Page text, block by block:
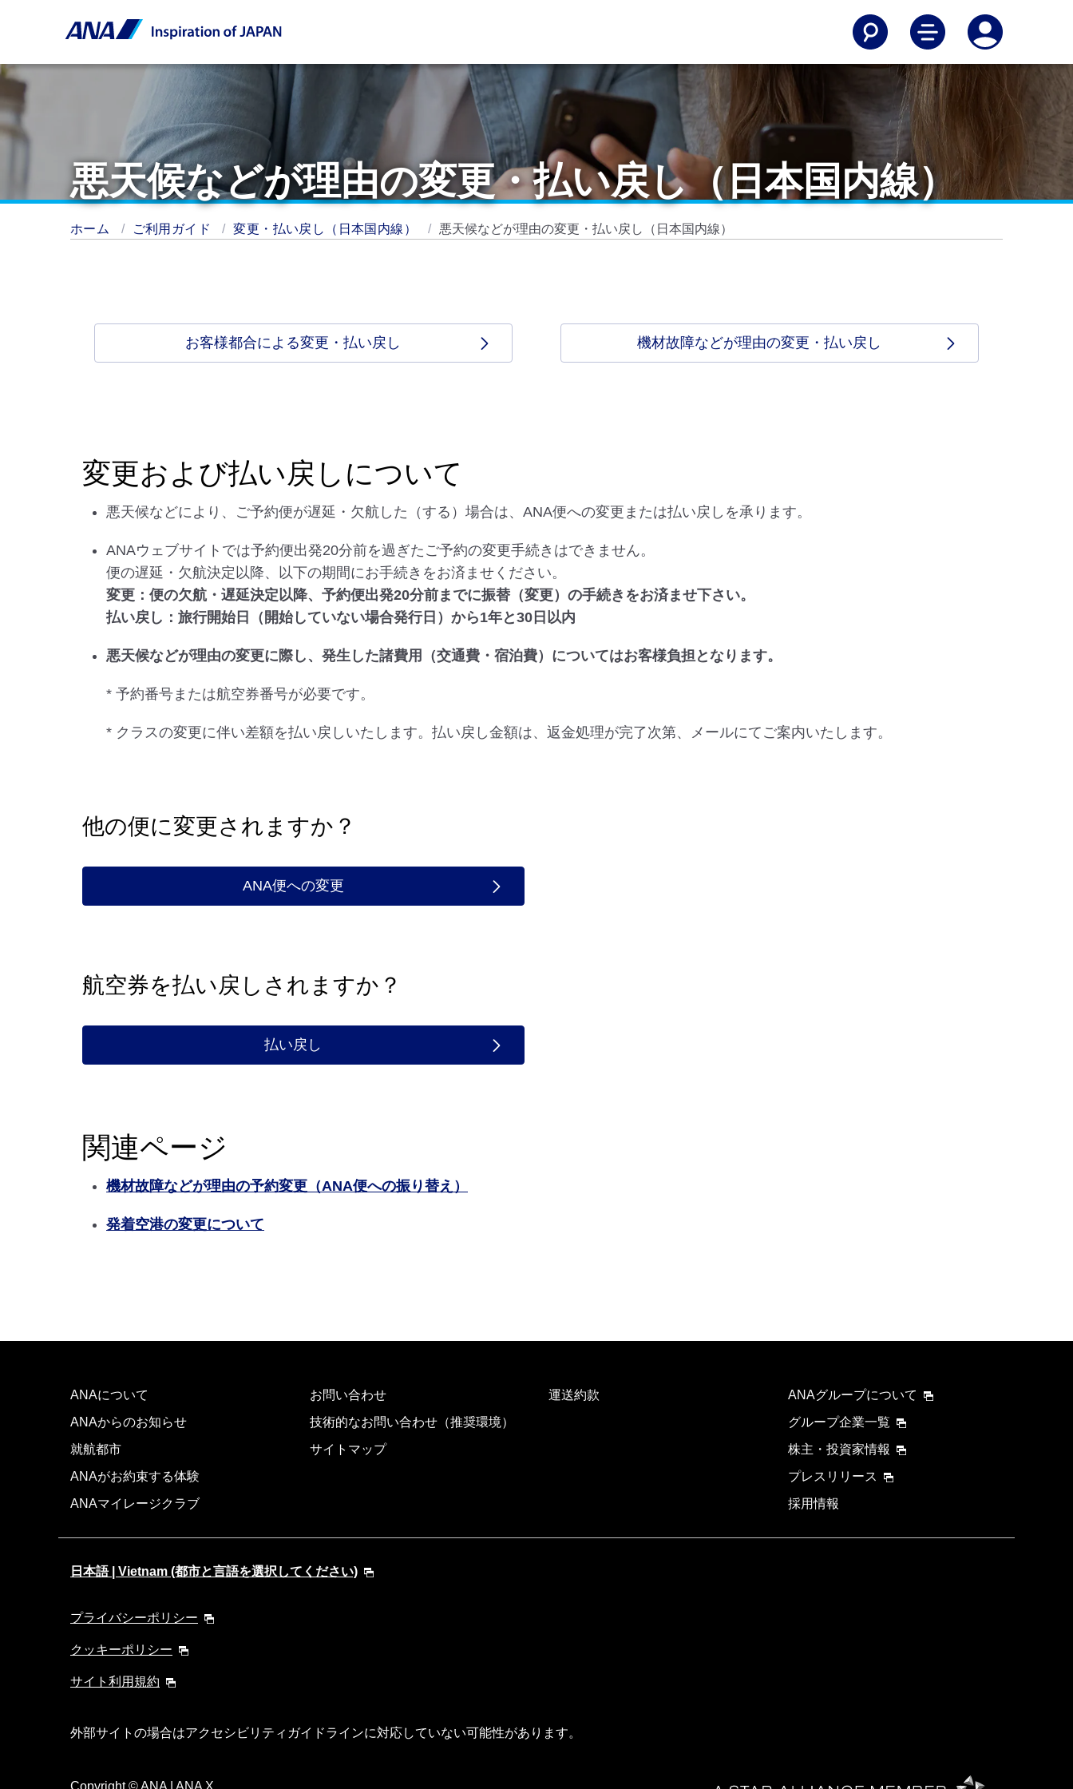
悪天候などが理由の変更・払い戻し（日本国内線）
ホーム ご利用ガイド 変更・払い戻し（日本国内線） 悪天候などが理由の変更・払い戻し（日本国内線）
お客様都合による変更・払い戻し 機材故障などが理由の変更・払い戻し
変更および払い戻しについて
悪天候などにより、ご予約便が遅延・欠航した（する）場合は、ANA便への変更または払い戻しを承ります。
ANAウェブサイトでは予約便出発20分前を過ぎたご予約の変更手続きはできません。
便の遅延・欠航決定以降、以下の期間にお手続きをお済ませください。
変更：便の欠航・遅延決定以降、予約便出発20分前までに振替（変更）の手続きをお済ませ下さい。
払い戻し：旅行開始日（開始していない場合発行日）から1年と30日以内
悪天候などが理由の変更に際し、発生した諸費用（交通費・宿泊費）についてはお客様負担となります。
* 予約番号または航空券番号が必要です。
* クラスの変更に伴い差額を払い戻しいたします。払い戻し金額は、返金処理が完了次第、メールにてご案内いたします。
他の便に変更されますか？
ANA便への変更
航空券を払い戻しされますか？
払い戻し
関連ページ
機材故障などが理由の予約変更（ANA便への振り替え）
発着空港の変更について
ANAについて
ANAからのお知らせ
就航都市
ANAがお約束する体験
ANAマイレージクラブ
お問い合わせ
技術的なお問い合わせ（推奨環境）
サイトマップ
運送約款
ANAグループについて
グループ企業一覧
株主・投資家情報
プレスリリース
採用情報
日本語 | Vietnam (都市と言語を選択してください)
プライバシーポリシー
クッキーポリシー
サイト利用規約
外部サイトの場合はアクセシビリティガイドラインに対応していない可能性があります。
Copyright© ANA | ANA X